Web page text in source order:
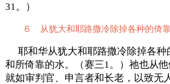
31。）
６ 从犹大和耶路撒冷除掉各种的倚
耶和华从犹大和耶路撒冷除掉各种
和所倚靠的水。（赛三1。）祂也从他
就如审判官、申言者和长老，以致无